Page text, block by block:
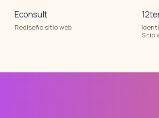
Econsult
Rediseño sitio web
Sitio